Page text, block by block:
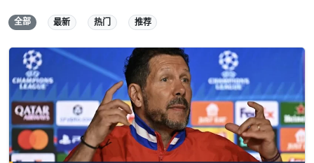
全部 最新 热门 推荐